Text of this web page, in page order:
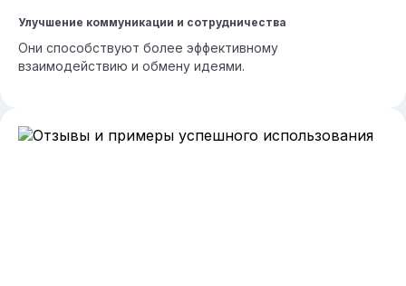
Улучшение коммуникации и сотрудничества
Они способствуют более эффективному
взаимодействию и обмену идеями.